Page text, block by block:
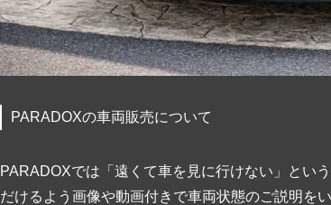
PARADOXの車両販売について
PARADOXでは「遠くて車を見に行けない」とい
だけるよう画像や動画付きで車両状態のご説明を